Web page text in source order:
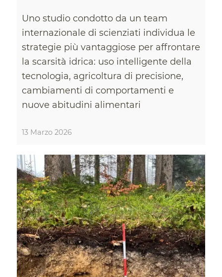
Uno studio condotto da un team
internazionale di scienziati individua le
strategie più vantaggiose per affrontare
la scarsità idrica: uso intelligente della
tecnologia, agricoltura di precisione,
cambiamenti di comportamenti e
nuove abitudini alimentari
13 Marzo 2026